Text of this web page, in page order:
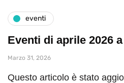
eventi
Eventi di aprile 2026
Marzo 31, 2026
Questo articolo è stato